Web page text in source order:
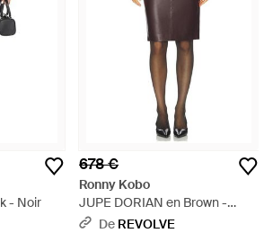
- Noir
678 €
Ronny Kobo
JUPE DORIAN en Brown -
Marron
De REVOLVE